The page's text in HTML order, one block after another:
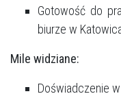
Gotowość do
biurze w
Mile widziane:
Doświadczenie
lub chcesz przeprowadzić
dokonać za pomocą
naszych stronach